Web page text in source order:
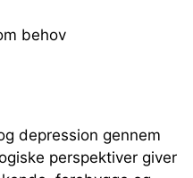
behov
depression gennem
perspektiver giver